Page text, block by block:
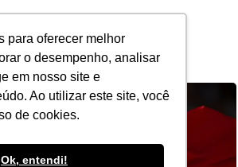
para oferecer melhor
o desempenho, analisar
em nosso site e
Ao utilizar este site, você
de cookies.
Ok, entendi!